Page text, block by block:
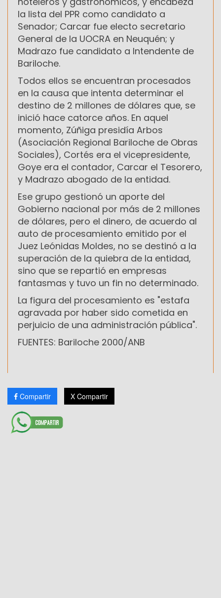
la lista del PPR como candidato a
Senador; Carcar fue electo secretario
General de la UOCRA en Neuquén; y
Madrazo fue candidato a Intendente de
Bariloche.
Todos ellos se encuentran procesados
en la causa que intenta determinar el
destino de 2 millones de dólares que, se
inició hace catorce años. En aquel
momento, Zúñiga presidía Arbos
(Asociación Regional Bariloche de Obras
Sociales), Cortés era el vicepresidente,
Goye era el contador, Carcar el Tesorero,
y Madrazo abogado de la entidad.
Ese grupo gestionó un aporte del
Gobierno nacional por más de 2 millones
de dólares, pero el dinero, de acuerdo al
auto de procesamiento emitido por el
Juez Leónidas Moldes, no se destinó a la
superación de la quiebra de la entidad,
sino que se repartió en empresas
fantasmas y tuvo un fin no determinado.
La figura del procesamiento es "estafa
agravada por haber sido cometida en
perjuicio de una administración pública".
FUENTES: Bariloche 2000/ANB
Compartir X Compartir